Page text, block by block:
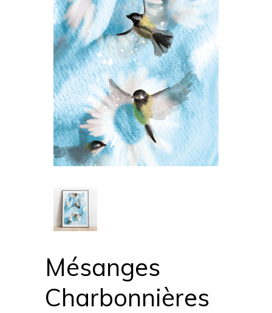
Mésanges
Charbonnières